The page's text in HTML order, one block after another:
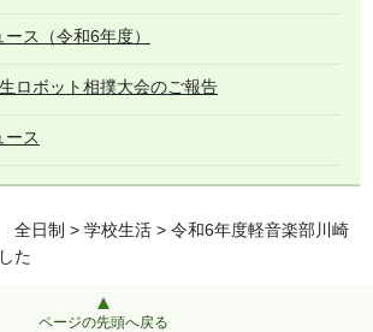
ス（令和6年度）
ロボット相撲大会のご報告
ース
全日制 > 学校生活 > 令和6年度軽音楽部川崎
た
ページの先頭へ戻る